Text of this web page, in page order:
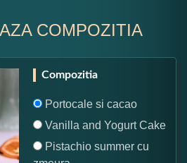
COMPOZITIA
Compozitia
Portocale si cacao
Vanilla and Yogurt Cake
Pistachio summer cu